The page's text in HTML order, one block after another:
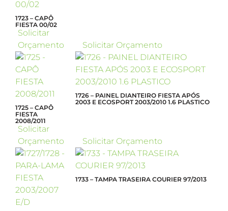
1723 – CAPÔ
FIESTA 00/02
Solicitar
Orçamento
Solicitar Orçamento
1725 – CAPÔ
FIESTA
2008/2011
Solicitar
Orçamento
1726 – PAINEL DIANTEIRO FIESTA APÓS
2003 E ECOSPORT 2003/2010 1.6 PLASTICO
Solicitar Orçamento
1733 – TAMPA TRASEIRA COURIER 97/2013